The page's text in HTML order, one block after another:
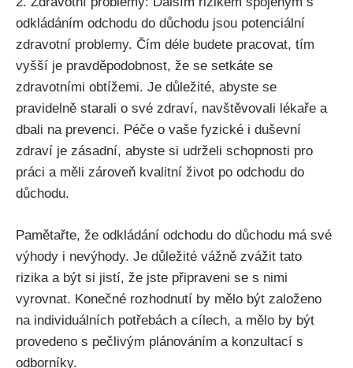
odkládáním odchodu do důchodu jsou potenciální
zdravotní problemy. Čím déle budete pracovat, tím
vyšší je pravděpodobnost, že se setkáte se
zdravotními obtížemi. Je důležité, abyste se
pravidelně starali o své zdraví, navštěvovali lékaře a
dbali na prevenci. Péče o vaše fyzické i duševní
zdraví je zásadní, abyste si udrželi schopnosti pro
práci a měli zároveň kvalitní život po odchodu do
důchodu.
Pamětařte, že odkládání odchodu do důchodu má své
výhody i nevýhody. Je důležité vážně zvážit tato
rizika a být si jistí, že jste připraveni se s nimi
vyrovnat. Konečné rozhodnutí by mělo být založeno
na individuálních potřebách a cílech, a mělo by být
provedeno s pečlivým plánováním a konzultací s
odborníky.